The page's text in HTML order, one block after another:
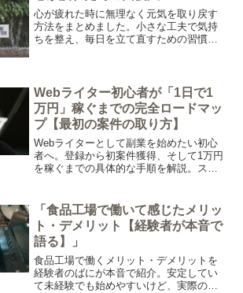
心が疲れた時に無理なく元気を取り戻す
方法をまとめました。小さな工夫で気持
ちを整え、毎日を立て直すための習慣を
Webライター初心者が「1日で1
万円」稼ぐまでの完全ロードマッ
プ【最初の案件の取り方】
Webライターとして副業を始めたい初心
者へ。登録から初案件獲得、そして1万円
を稼ぐまでの具体的な手順を解説。スキ
コツを紹介します。
「食品工場で働いて感じたメリッ
ト・デメリット【経験者が本音で
語る】」
食品工場で働くメリット・デメリットを
経験者のばにが本音で紹介。安定してい
て未経験でも始めやすいけど、実際の現